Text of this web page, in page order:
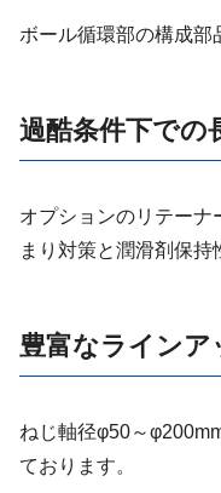
ボール循環部の構成部
過酷条件下での
オプションのリテー
まり対策と潤滑剤保持
豊富なラインア
ねじ軸径φ50～
ております。